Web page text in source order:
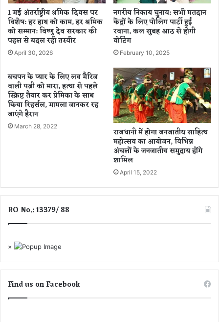
गी
स
र
का
1 मई अंतर्राष्ट्रीय श्रमिक दिवस पर
विशेष: हर हाथ को काम, हर श्रमिक
को सम्मान: विष्णु देव सरकार की
पहल से बदल रही तस्वीर
April 30, 2026
नगरीय निकाय चुनाव: सभी मतदान
केंद्रों के लिए पोलिंग पार्टी हुईं
रवाना, कल सुबह आठ से होगी
वोटिंग
February 10, 2025
बचपन के प्यार के लिए लव मैरिज
वाली पत्नी को मारा, हत्या से पहले
स्क्रिप्ट तैयार कर प्रेमिका के साथ
किया रिहर्सल, मामला जानकर रह
जाएंगे हैरान
March 28, 2022
राजधानी में होगा जनजातीय साहित्य
महोत्सव का आयोजन, विभिन्न
अंचलों के जनजातीय समुदाय होंगे
शामिल
April 15, 2022
RO No.: 13379/ 88
×
Find us on Facebook